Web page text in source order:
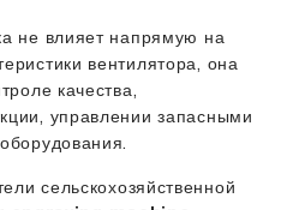
не влияет напрямую на
вентилятора, она
качества,
управлении запасными
сельскохозяйственной